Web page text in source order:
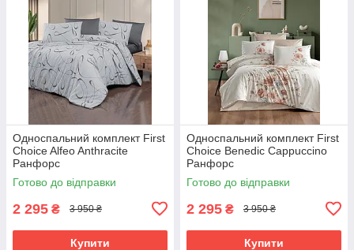
Односпальний комплект First
Choice Alfeo Anthracite
Ранфорс
Готово до відправки
2 295 ₴ 3 950 ₴
Купити
Односпальний комплект First
Choice Benedic Cappuccino
Ранфорс
Готово до відправки
2 295 ₴ 3 950 ₴
Купити